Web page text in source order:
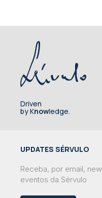
Driven
by Knowledge.
UPDATES SÉRVULO
Receba, por email,
eventos da Sérvulo